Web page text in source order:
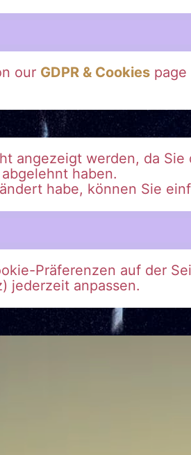
our GDPR & Cookies page
angezeigt werden, da
haben.
habe, können Sie
Präferenzen auf der
jederzeit anpassen.